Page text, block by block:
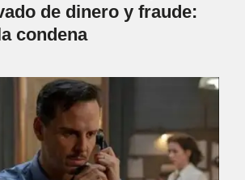
de dinero y fraude:
condena